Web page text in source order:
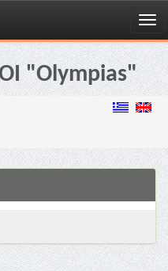
"Olympias"